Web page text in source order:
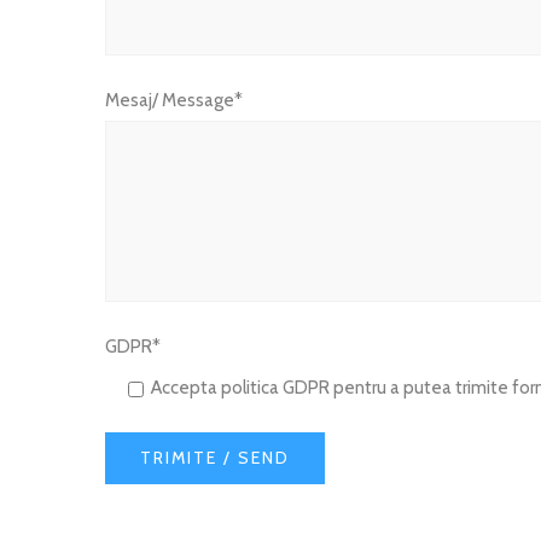
Mesaj/ Message*
GDPR*
Accepta politica GDPR pentru a putea trimite